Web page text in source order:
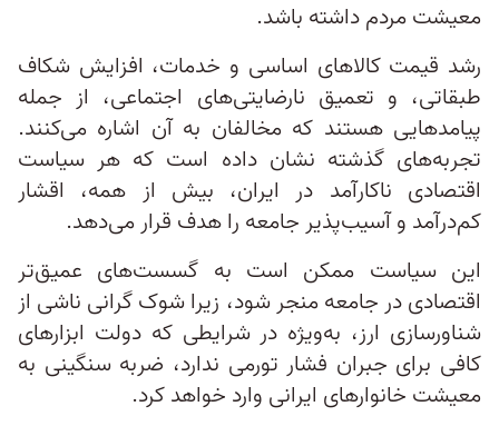
معیشت مردم داشته باشد.
رشد قیمت کالاهای اساسی و خدمات، افزایش شکاف
طبقاتی، و تعمیق نارضایتی‌های اجتماعی، از جمله
پیامدهایی هستند که مخالفان به آن اشاره می‌کنند.
تجربه‌های گذشته نشان داده است که هر سیاست
اقتصادی ناکارآمد در ایران، بیش از همه، اقشار
کم‌درآمد و آسیب‌پذیر جامعه را هدف قرار می‌دهد.
این سیاست ممکن است به گسست‌های عمیق‌تر
اقتصادی در جامعه منجر شود، زیرا شوک گرانی ناشی از
شناورسازی ارز، به‌ویژه در شرایطی که دولت ابزارهای
کافی برای جبران فشار تورمی ندارد، ضربه سنگینی به
معیشت خانوارهای ایرانی وارد خواهد کرد.